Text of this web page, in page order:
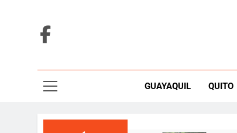
GUAYAQUIL QUITO